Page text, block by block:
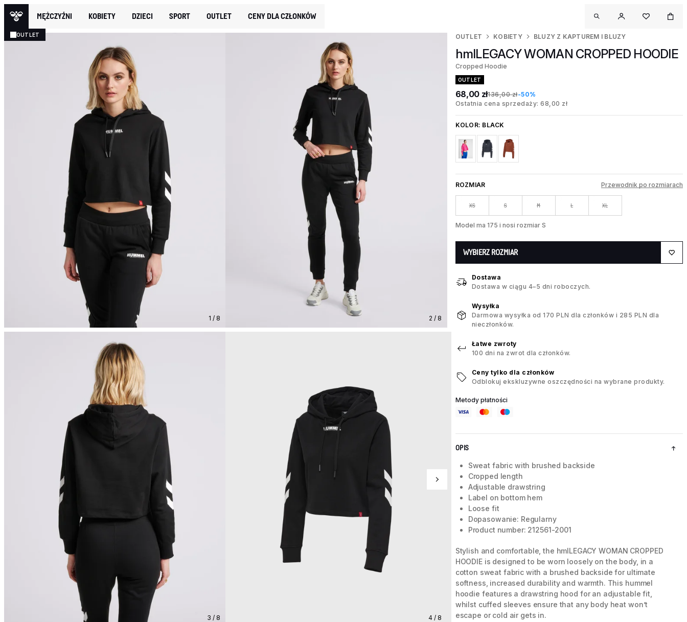
MĘŻCZYŹNI KOBIETY DZIECI SPORT OUTLET CENY DLA CZŁONKÓW
OUTLET
1 / 8 2 / 8
3 / 8 4 / 8
OUTLET KOBIETY BLUZY Z KAPTUREM I BLUZY
hmlLEGACY WOMAN CROPPED HOODIE
Cropped Hoodie
OUTLET
68,00 zł136,00 zł-50%
Ostatnia cena sprzedaży: 68,00 zł
KOLOR: BLACK
ROZMIAR Przewodnik po rozmiarach
XS S M L XL
Model ma 175 i nosi rozmiar S
WYBIERZ ROZMIAR
Dostawa
Dostawa w ciągu 4–5 dni roboczych.
Wysyłka
Darmowa wysyłka od 170 PLN dla członków i 285 PLN dla
nieczłonków.
Łatwe zwroty
100 dni na zwrot dla członków.
Ceny tylko dla członków
Odblokuj ekskluzywne oszczędności na wybrane produkty.
Metody płatności
OPIS
Sweat fabric with brushed backside
Cropped length
Adjustable drawstring
Label on bottom hem
Loose fit
Dopasowanie: Regularny
Product number: 212561-2001
Stylish and comfortable, the hmlLEGACY WOMAN CROPPED
HOODIE is designed to be worn loosely on the body, in a
cotton sweat fabric with a brushed backside for ultimate
softness, increased durability and warmth. This hummel
hoodie features a drawstring hood for an adjustable fit,
whilst cuffed sleeves ensure that any body heat won’t
escape or cold air gets in.